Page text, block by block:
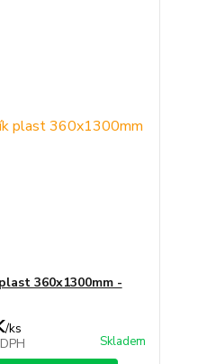
360x1300mm -
/ks
Skladem